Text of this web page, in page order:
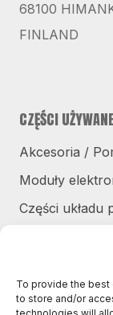
To provide the
to store and/or
68100
FINLAND
CZĘŚCI UŻYWANE
Akcesoria /
Moduły
Części układu
Hydraulika